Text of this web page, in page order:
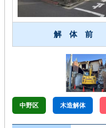
解 体 前
中野区 木造解体